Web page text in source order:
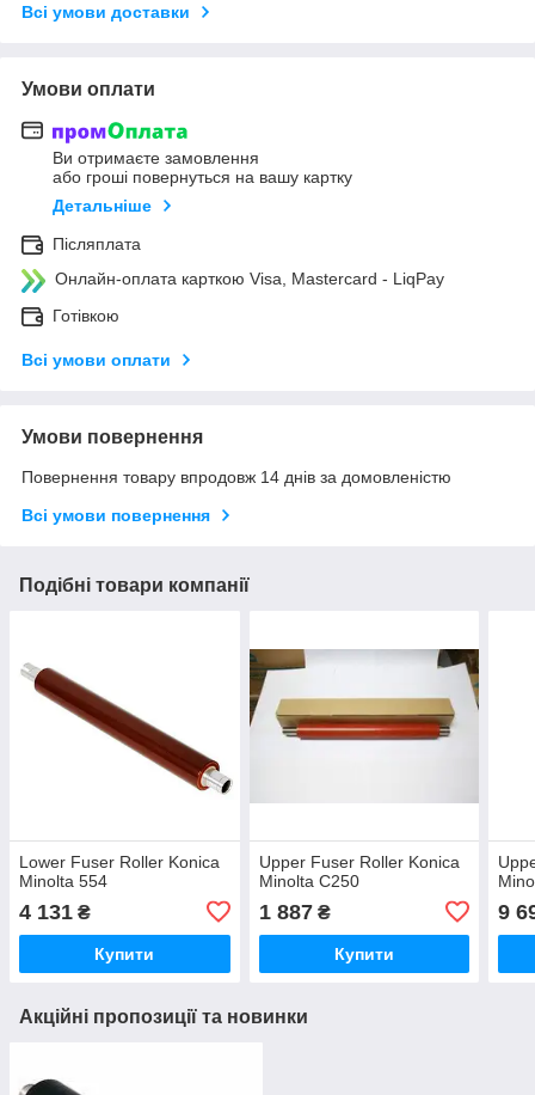
Всі умови доставки
Умови оплати
Ви отримаєте замовлення
або гроші повернуться на вашу картку
Детальніше
Післяплата
Онлайн-оплата карткою Visa, Mastercard - LiqPay
Готівкою
Всі умови оплати
Умови повернення
Повернення товару впродовж 14 днів за домовленістю
Всі умови повернення
Подібні товари компанії
Lower Fuser Roller Konica
Minolta 554
4 131 ₴
Купити
Upper Fuser Roller Konica
Minolta C250
1 887₴
Купити
9
Акційні пропозиції та новинки